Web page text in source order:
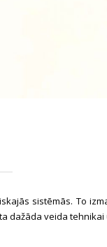
sistēmās. To
dažāda veida